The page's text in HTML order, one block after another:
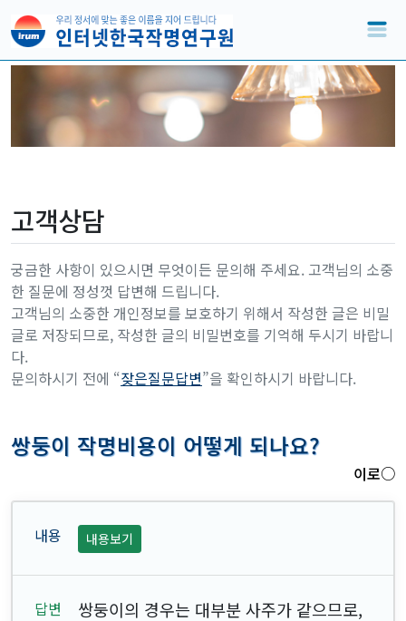
고객상담
궁금한 사항이 있으시면 무엇이든 문의해 주세요. 고객님의 소중
한 질문에 정성껏 답변해 드립니다.
고객님의 소중한 개인정보를 보호하기 위해서 작성한 글은 비밀
글로 저장되므로, 작성한 글의 비밀번호를 기억해 두시기 바랍니
다.
문의하시기 전에 “잦은질문답변”을 확인하시기 바랍니다.
쌍둥이 작명비용이 어떻게 되나요?
이로○
내용보기
쌍둥이의 경우는 대부분 사주가 같으므로,